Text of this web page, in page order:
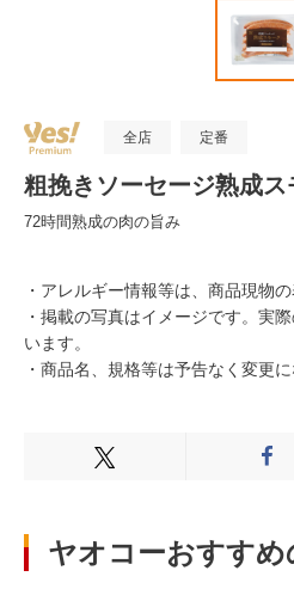
全店 定番
粗挽きソーセージ熟成
72時間熟成の肉の旨み
・アレルギー情報等は、商品現物
・掲載の写真はイメージです。実
います。
・商品名、規格等は予告なく変更
Xでシェアする
ヤオコーおすすめ